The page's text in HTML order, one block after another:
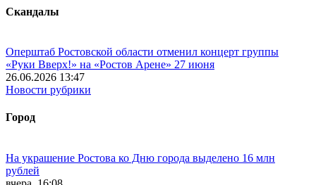
Скандалы
Оперштаб Ростовской области отменил концерт группы
«Руки Вверх!» на «Ростов Арене» 27 июня
26.06.2026 13:47
Новости рубрики
Город
На украшение Ростова ко Дню города выделено 16 млн
рублей